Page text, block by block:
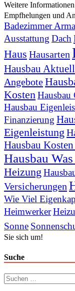
Weitere
Empfhelungen und
Badezimmer
Ausstattung Dach
Haus Hausarten
Hausbau Aktuell
Angebote
KostenHausbau
Hausbau
Finanzierung
Eigenleistung
Hausbau
Hausbau
Heizung
Versicherungen
Wie Viel
Heimwerker
Sonne
Sie sich um!
Suche
Suchen
nach: